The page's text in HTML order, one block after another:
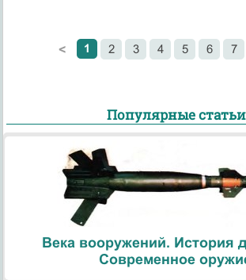
< 1 2 3 4 5 6 7
Популярные
Века вооружений. История
Современное